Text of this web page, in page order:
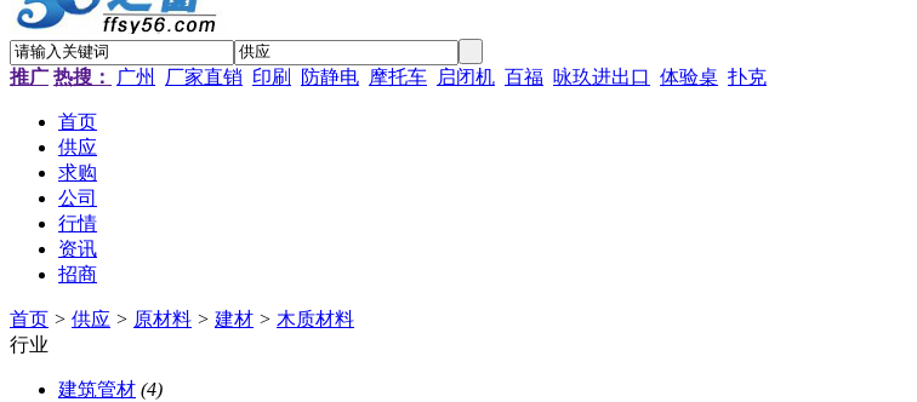
推广 热搜： 广州 厂家直销 印刷 防静电 摩托车 启闭机 百福 咏玖进出口 体验桌 扑克
首页
供应
求购
公司
行情
资讯
招商
首页 > 供应 > 原材料 > 建材 > 木质材料
行业
建筑管材 (4)